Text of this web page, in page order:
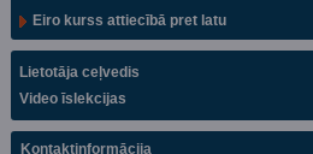
Eiro kurss attiecībā pret latu
Lietotāja ceļvedis
Video īslekcijas
Kontaktinformācija